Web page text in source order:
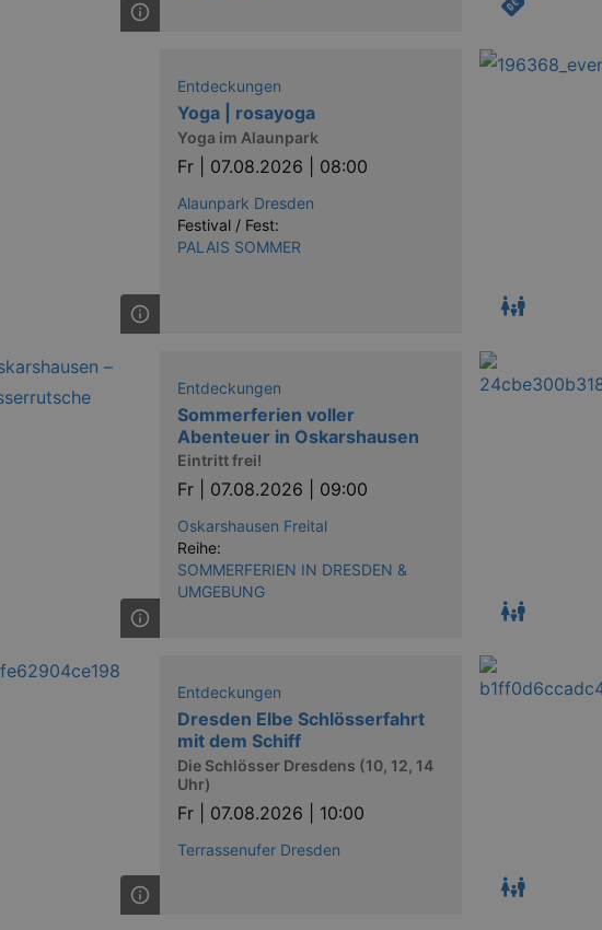
Entdeckungen
Yoga | rosayoga
Yoga im Alaunpark
Fr | 07.08.2026 | 08:00
Alaunpark Dresden
Festival / Fest:
PALAIS SOMMER
Entdeckungen
Sommerferien voller
Abenteuer in Oskarshausen
Eintritt frei!
Fr | 07.08.2026 | 09:00
Oskarshausen Freital
Reihe:
SOMMERFERIEN IN DRESDEN &
UMGEBUNG
Entdeckungen
Dresden Elbe Schlösserfahrt
mit dem Schiff
Die Schlösser Dresdens (10, 12, 14
Uhr)
Fr | 07.08.2026 | 10:00
Terrassenufer Dresden